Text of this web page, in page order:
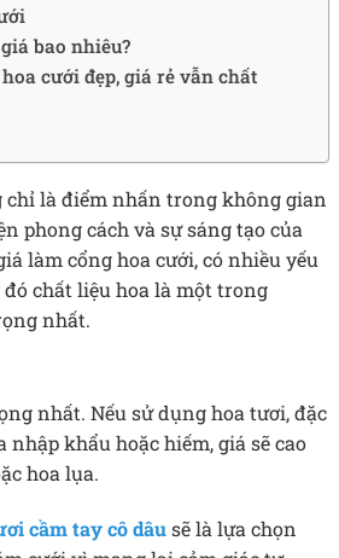
bao nhiêu?
cưới đẹp, giá rẻ vẫn chất
chỉ là điểm nhấn trong không gian
phong cách và sự sáng tạo của
làm cổng hoa cưới, có nhiều yếu
chất liệu hoa là một trong
nhất.
nhất. Nếu sử dụng hoa tươi, đặc
khẩu hoặc hiếm, giá sẽ cao
hoa lụa.
cầm tay cô dâusẽ là lựa chọn